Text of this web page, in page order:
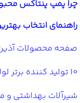
چرا پمپ پنتاکس
راهنمای انتخاب
صفحه محصولات
10 تولید کننده برتر لوله سفید دنیا
شیرآلات بهداشتی و